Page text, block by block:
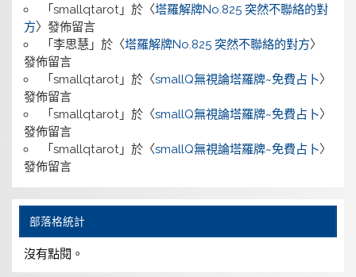
「 smallqtarot」於〈塔羅解牌No.825 突然不聯絡的對
方〉發佈留言
「 李思慧」於〈塔羅解牌No.825 突然不聯絡的對方〉
發佈留言
「 smallqtarot」於〈smallQ無視論塔羅牌~免費占卜〉
發佈留言
「 smallqtarot」於〈smallQ無視論塔羅牌~免費占卜〉
發佈留言
「 smallqtarot」於〈smallQ無視論塔羅牌~免費占卜〉
發佈留言
部落格統計
沒有點閱。